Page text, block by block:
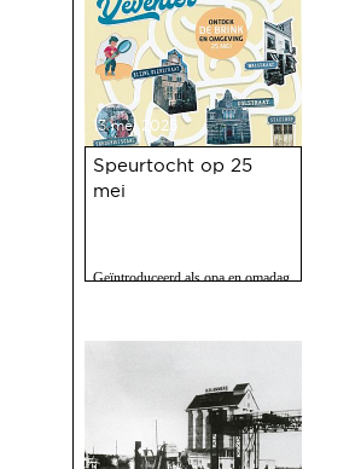
13 mei 2025
Speurtocht op 25
mei
Geïntroduceerd als opa en omadag